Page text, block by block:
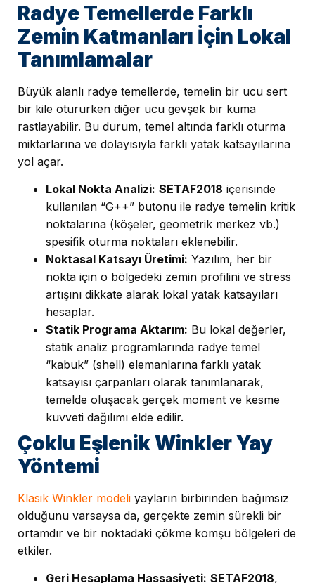
Radye Temellerde Farklı
Zemin Katmanları İçin Lokal
Tanımlamalar
Büyük alanlı radye temellerde, temelin bir ucu sert
bir kile otururken diğer ucu gevşek bir kuma
rastlayabilir. Bu durum, temel altında farklı oturma
miktarlarına ve dolayısıyla farklı yatak katsayılarına
yol açar.
Lokal Nokta Analizi: SETAF2018 içerisinde
kullanılan “G++” butonu ile radye temelin kritik
noktalarına (köşeler, geometrik merkez vb.)
spesifik oturma noktaları eklenebilir.
Noktasal Katsayı Üretimi: Yazılım, her bir
nokta için o bölgedeki zemin profilini ve stress
artışını dikkate alarak lokal yatak katsayıları
hesaplar.
Statik Programa Aktarım: Bu lokal değerler,
statik analiz programlarında radye temel
“kabuk” (shell) elemanlarına farklı yatak
katsayısı çarpanları olarak tanımlanarak,
temelde oluşacak gerçek moment ve kesme
kuvveti dağılımı elde edilir.
Çoklu Eşlenik Winkler Yay
Yöntemi
Klasik Winkler modeli yayların birbirinden bağımsız
olduğunu varsaysa da, gerçekte zemin sürekli bir
ortamdır ve bir noktadaki çökme komşu bölgeleri de
etkiler.
Geri Hesaplama Hassasiyeti: SETAF2018,